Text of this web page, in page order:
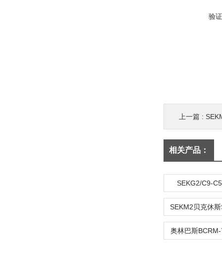
验
上一篇 :
相关产品：
SEKG2/C9-
奥林巴斯